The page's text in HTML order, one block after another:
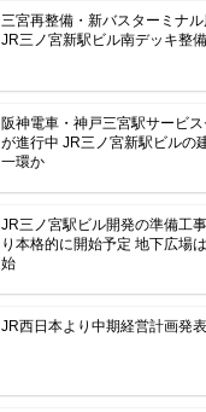
三宮再整備・新バスターミナル
JR三ノ宮新駅ビル南デッキ整
阪神電車・神戸三宮駅サービ
が進行中 JR三ノ宮新駅ビルの
一環か
JR三ノ宮駅ビル開発の準備工
り本格的に開始予定 地下広場
始
JR西日本より中期経営計画発表